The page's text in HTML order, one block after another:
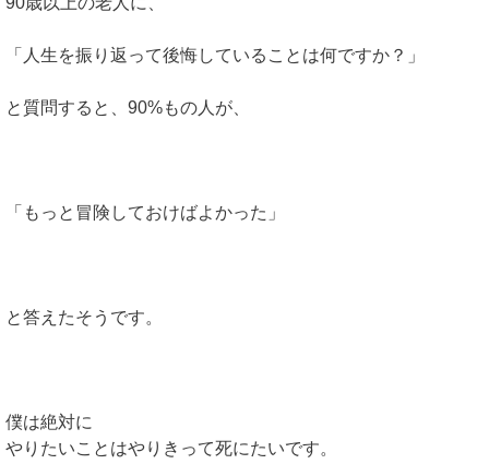
「人生を振り返って後悔していることは何ですか？」
と質問すると、90%もの人が、
「もっと冒険しておけばよかった」
と答えたそうです。
僕は絶対に
やりたいことはやりきって死にたいです。